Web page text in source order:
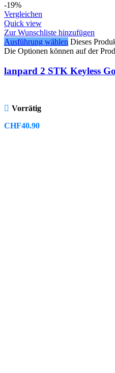
-19%
Vergleichen
Quick view
Zur Wunschliste hinzufügen
Ausführung wählen Dieses
Die Optionen können auf der
lanpard 2 STK Keyless
Vorrätig
CHF40.90